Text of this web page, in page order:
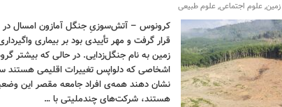
زمین,علوم اجتماعی,علوم طبیعی
کرونوس – آتش‌سوزیِ جنگل آمازون امسال در
قرار گرفت و مهر تأییدی بود بر بیماری
زمین به نام جنگل‌زدایی. در حالی که بیشتر
اشخاصی که دلواپس تغییرات اقلیمی هستند
نشان دهند همه‌ی افراد جامعه مقصر این
هستند، شرکت‌های چندملیتی با …